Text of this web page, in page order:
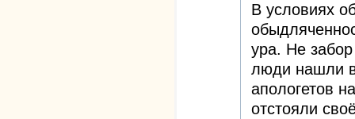
В условиях
ура. Не
люди нашли
апологетов
отстояли